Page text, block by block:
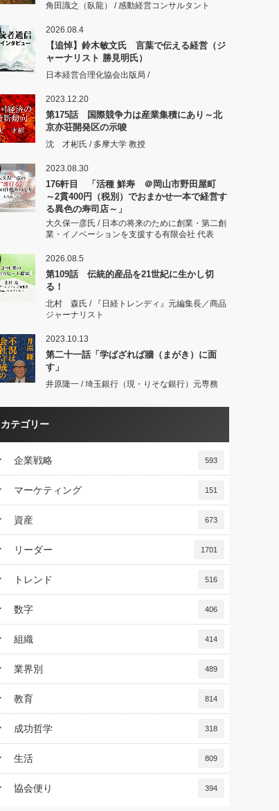
角田識之（臥龍） / 感動経営コンサルタント
2026.08.4
【追悼】鈴木敏文氏 言葉で伝える経営（ジ
ャーナリスト 勝見明氏）
日本経営合理化協会出版局 /
2023.12.20
第175話 国際競争力は産業集積にあり～北
京亦荘開発区の示唆
沈 才彬氏 / 多摩大学 教授
2023.08.30
176軒目 「活種 鮮寿 ＠岡山市野田屋町
～2貫400円（税別）でおまかせ一本で経営す
る異色の寿司店～」
大久保一彦氏 / 日本の将来のために創業・第二創
業・イノベーションを支援する有限会社 代表
2026.08.5
第109話 伝統的産品を21世紀に生かし切
る！
北村 森氏 / 『日経トレンディ』元編集長／商品
ジャーナリスト
2023.10.13
第二十一話「学ばざれば牆（まがき）に面
す」
井原隆一 / 埼玉銀行（現・りそな銀行）元専務
カテゴリー
企業戦略 593
マーケティング 151
資産 673
リーダー 1701
トレンド 516
数字 406
組織 414
業界別 489
教育 814
成功哲学 318
生活 809
協会便り 394